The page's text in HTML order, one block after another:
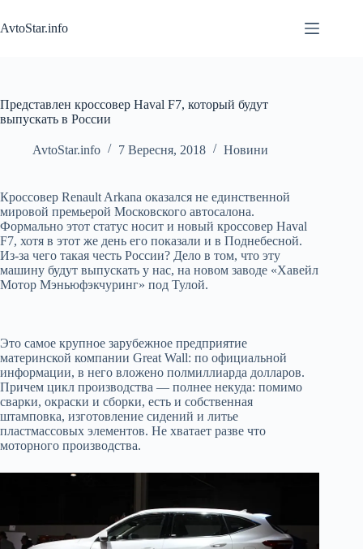
до
вмісту
AvtoStar.info
Представлен кроссовер Haval F7, который будут
выпускать в России
AvtoStar.info 7 Вересня, 2018 Новини
Кроссовер Renault Arkana оказался не единственной
мировой премьерой Московского автосалона.
Формально этот статус носит и новый кроссовер Haval
F7, хотя в этот же день его показали и в Поднебесной.
Из-за чего такая честь России? Дело в том, что эту
машину будут выпускать у нас, на новом заводе «Хавейл
Мотор Мэньюфэкчуринг» под Тулой.
Это самое крупное зарубежное предприятие
материнской компании Great Wall: по официальной
информации, в него вложено полмиллиарда долларов.
Причем цикл производства — полнее некуда: помимо
сварки, окраски и сборки, есть и собственная
штамповка, изготовление сидений и литье
пластмассовых элементов. Не хватает разве что
моторного производства.